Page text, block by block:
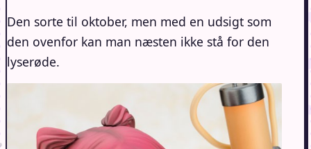
Den sorte til oktober, men med en udsigt som
den ovenfor kan man næsten ikke stå for den
lyserøde.